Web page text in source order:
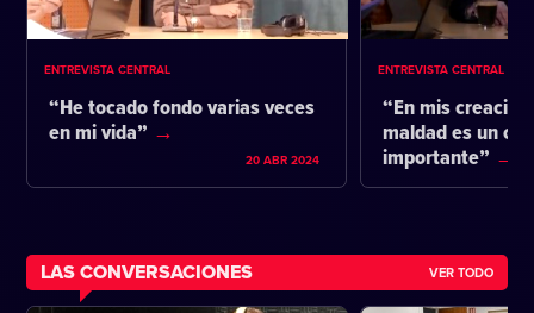
ENTREVISTA CENTRAL
“He tocado fondo varias veces
en mi vida”
20 ABR 2024
ENTREVISTA CENTRAL
“En mis
maldad es un
importante”
LAS CONVERSACIONES VER TODO